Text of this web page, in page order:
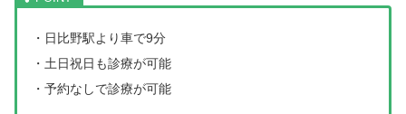
・日比野駅より車で9分
・土日祝日も診療が可能
・予約なしで診療が可能